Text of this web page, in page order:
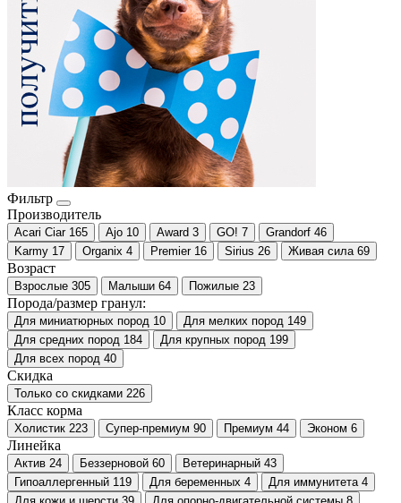
Фильтр
Производитель
Acari Ciar 165 Ajo 10 Award 3 GO! 7 Grandorf 46
Karmy 17 Organix 4 Premier 16 Sirius 26 Живая сила 69
Возраст
Взрослые 305 Малыши 64 Пожилые 23
Порода/размер гранул:
Для миниатюрных пород 10 Для мелких пород 149
Для средних пород 184 Для крупных пород 199
Для всех пород 40
Скидка
Только со cкидками 226
Класс корма
Холистик 223 Супер-премиум 90 Премиум 44 Эконом 6
Линейка
Актив 24 Беззерновой 60 Ветеринарный 43
Гипоаллергенный 119 Для беременных 4 Для иммунитета 4